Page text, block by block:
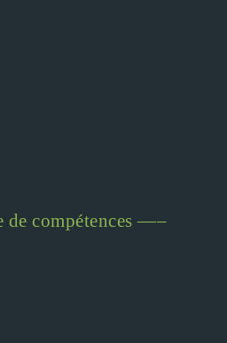
compétences —–